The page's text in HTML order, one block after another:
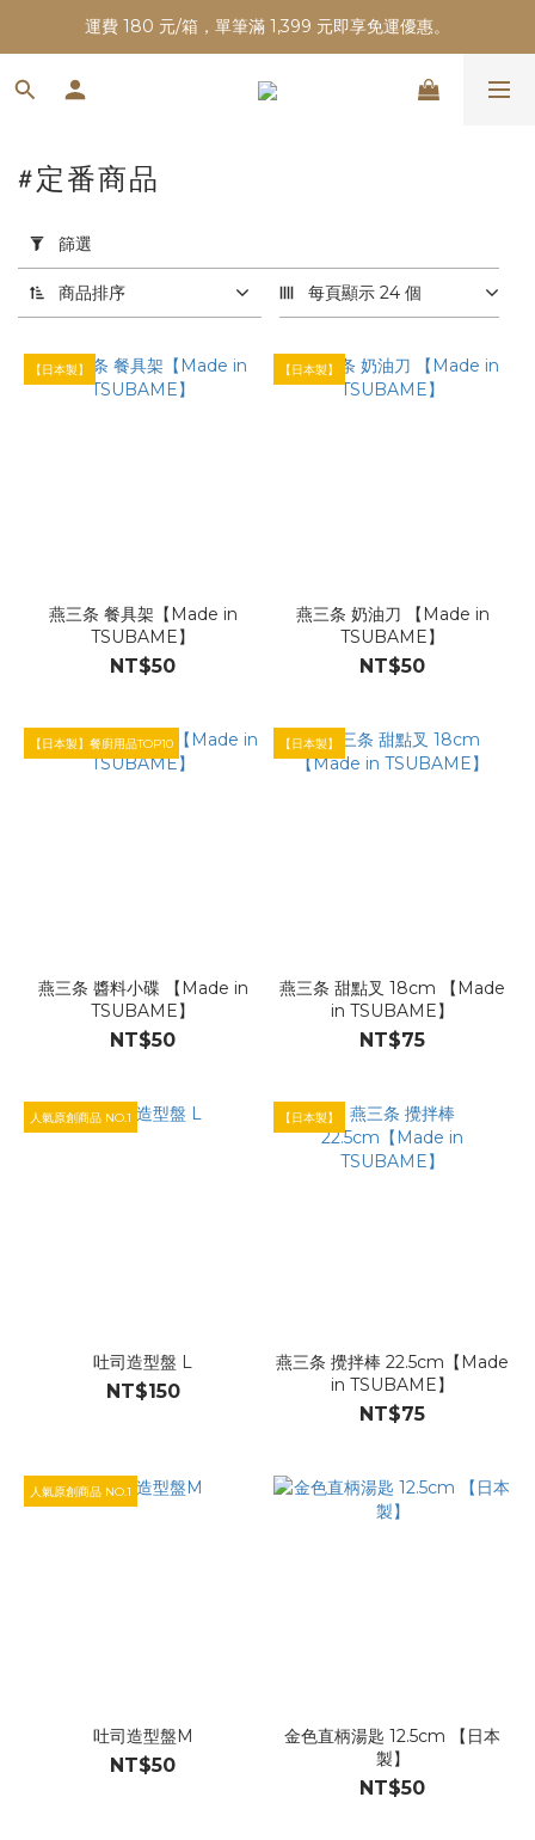
運費 180 元/箱，單筆滿 1,399 元即享免運優惠。
用
選
價格
#定番商品
篩選
商品排序 每頁顯示 24 個
【日本製】
燕三条 餐具架【Made in
TSUBAME】
NT$50
【日本製】
燕三条 奶油刀 【Made in
TSUBAME】
NT$50
【日本製】餐廚用品TOP10
燕三条 醬料小碟 【Made in
TSUBAME】
NT$50
【日本製】
燕三条 甜點叉 18cm 【Made
in TSUBAME】
NT$75
人氣原創商品 NO.1
吐司造型盤 L
NT$150
【日本製】
燕三条 攪拌棒 22.5cm【Made
in TSUBAME】
NT$75
人氣原創商品 NO.1
吐司造型盤M
NT$50
金色直柄湯匙 12.5cm 【日本
製】
NT$50